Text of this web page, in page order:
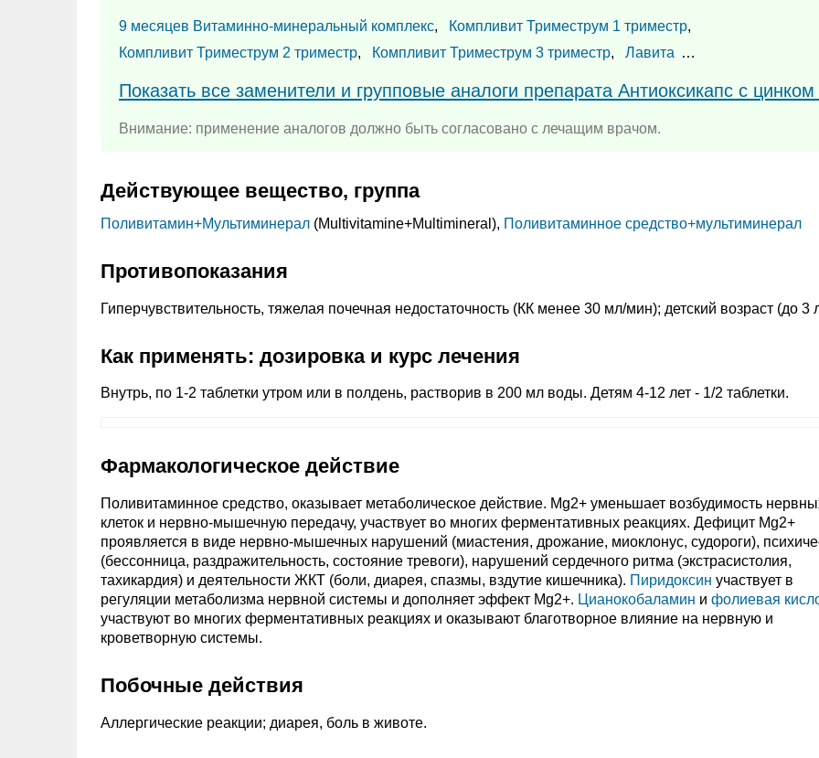
9 месяцев Витаминно-минеральный комплекс, Компливит Триместрум 1 триместр,
Компливит Триместрум 2 триместр, Компливит Триместрум 3 триместр, Лавита …
Показать все заменители и групповые аналоги препарата Антиоксикапс с цинком
Внимание: применение аналогов должно быть согласовано с лечащим врачом.
Действующее вещество, группа
Поливитамин+Мультиминерал (Multivitamine+Multimineral), Поливитаминное средство+мультиминерал
Противопоказания
Гиперчувствительность, тяжелая почечная недостаточность (КК менее 30 мл/мин); детский возраст (до 3
Как применять: дозировка и курс лечения
Внутрь, по 1-2 таблетки утром или в полдень, растворив в 200 мл воды. Детям 4-12 лет - 1/2 таблетки.
Фармакологическое действие
Поливитаминное средство, оказывает метаболическое действие. Mg2+ уменьшает возбудимость
клеток и нервно-мышечную передачу, участвует во многих ферментативных реакциях. Дефицит Mg2+
проявляется в виде нервно-мышечных нарушений (миастения, дрожание, миоклонус, судороги),
(бессонница, раздражительность, состояние тревоги), нарушений сердечного ритма (экстрасистолия,
тахикардия) и деятельности ЖКТ (боли, диарея, спазмы, вздутие кишечника). Пиридоксин участвует в
регуляции метаболизма нервной системы и дополняет эффект Mg2+. Цианокобаламин и фолиевая
участвуют во многих ферментативных реакциях и оказывают благотворное влияние на нервную и
кроветворную системы.
Побочные действия
Аллергические реакции; диарея, боль в животе.